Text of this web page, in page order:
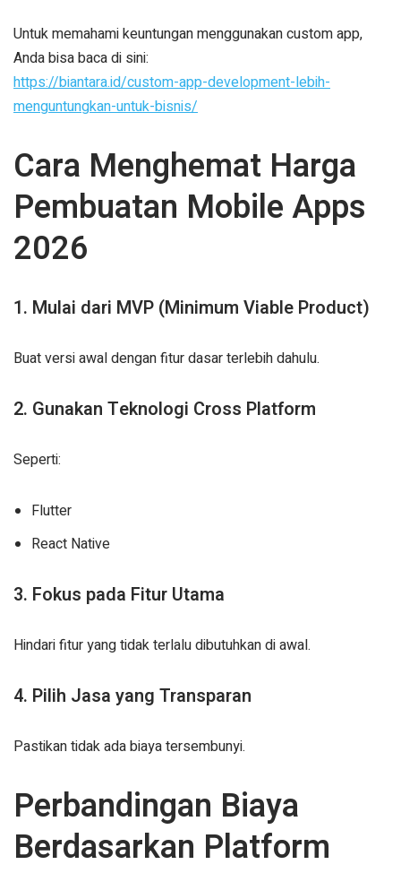
Untuk memahami keuntungan menggunakan custom app,
Anda bisa baca di sini:
https://biantara.id/custom-app-development-lebih-
menguntungkan-untuk-bisnis/
Cara Menghemat Harga
Pembuatan Mobile Apps
2026
1. Mulai dari MVP (Minimum Viable Product)
Buat versi awal dengan fitur dasar terlebih dahulu.
2. Gunakan Teknologi Cross Platform
Seperti:
Flutter
React Native
3. Fokus pada Fitur Utama
Hindari fitur yang tidak terlalu dibutuhkan di awal.
4. Pilih Jasa yang Transparan
Pastikan tidak ada biaya tersembunyi.
Perbandingan Biaya
Berdasarkan Platform